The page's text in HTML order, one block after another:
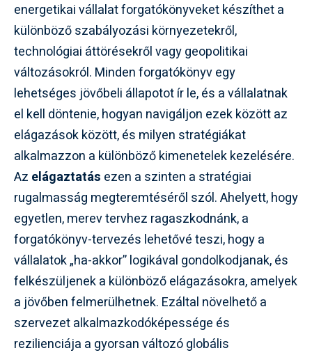
energetikai vállalat forgatókönyveket készíthet a
különböző szabályozási környezetekről,
technológiai áttörésekről vagy geopolitikai
változásokról. Minden forgatókönyv egy
lehetséges jövőbeli állapotot ír le, és a vállalatnak
el kell döntenie, hogyan navigáljon ezek között az
elágazások között, és milyen stratégiákat
alkalmazzon a különböző kimenetelek kezelésére.
Az elágaztatás ezen a szinten a stratégiai
rugalmasság megteremtéséről szól. Ahelyett, hogy
egyetlen, merev tervhez ragaszkodnánk, a
forgatókönyv-tervezés lehetővé teszi, hogy a
vállalatok „ha-akkor” logikával gondolkodjanak, és
felkészüljenek a különböző elágazásokra, amelyek
a jövőben felmerülhetnek. Ezáltal növelhető a
szervezet alkalmazkodóképessége és
rezilienciája a gyorsan változó globális